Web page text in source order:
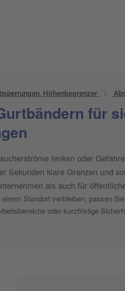
Höhenbegrenzer
für
lenken oder
Sekunden klare Grenzen und
als auch für
Standort verbleiben, passen
oder kurzfristige